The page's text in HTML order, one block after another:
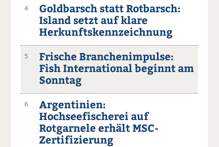
4
Goldbarsch statt Rotbarsch:
Island setzt auf klare
Herkunftskennzeichnung
5
Frische Branchenimpulse:
Fish International beginnt am
Sonntag
6
Argentinien:
Hochseefischerei auf
Rotgarnele erhält MSC-
Zertifizierung